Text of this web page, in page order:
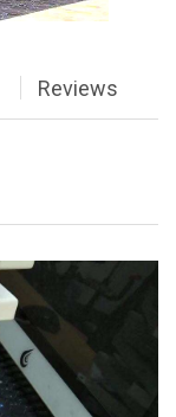
Reviews